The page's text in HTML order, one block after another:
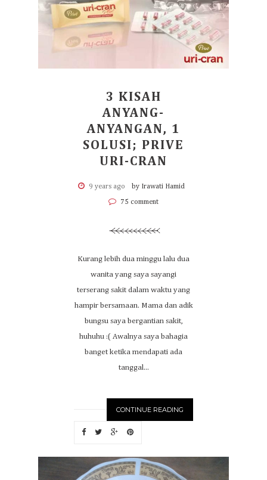
3 KISAH
ANYANG-
ANYANGAN, 1
SOLUSI; PRIVE
URI-CRAN
9 years ago by Irawati Hamid
75 comment
Kurang lebih dua minggu lalu dua
wanita yang saya sayangi
terserang sakit dalam waktu yang
hampir bersamaan. Mama dan adik
bungsu saya bergantian sakit,
huhuhu :( Awalnya saya bahagia
banget ketika mendapati ada
tanggal...
CONTINUE READING